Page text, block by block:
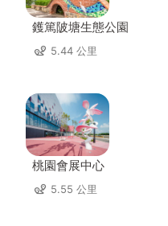
鑊篤陂塘生態公園
5.44 公里
桃園會展中心
5.55 公里